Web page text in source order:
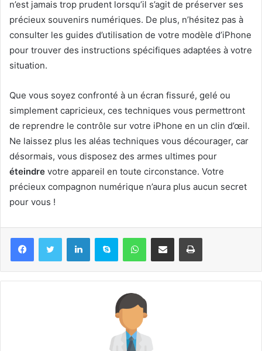
n’est jamais trop prudent lorsqu’il s’agit de préserver ses
précieux souvenirs numériques. De plus, n’hésitez pas à
consulter les guides d’utilisation de votre modèle d’iPhone
pour trouver des instructions spécifiques adaptées à votre
situation.
Que vous soyez confronté à un écran fissuré, gelé ou
simplement capricieux, ces techniques vous permettront
de reprendre le contrôle sur votre iPhone en un clin d’œil.
Ne laissez plus les aléas techniques vous décourager, car
désormais, vous disposez des armes ultimes pour
éteindre votre appareil en toute circonstance. Votre
précieux compagnon numérique n’aura plus aucun secret
pour vous !
LinkedinSkype WhatsAppPartager par email Imprimer